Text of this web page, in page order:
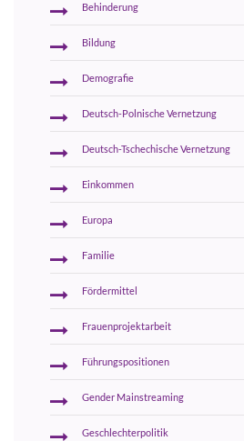
Behinderung
Bildung
Demografie
Deutsch-Polnische Vernetzung
Deutsch-Tschechische Vernetzung
Einkommen
Europa
Familie
Fördermittel
Frauenprojektarbeit
Führungspositionen
Gender Mainstreaming
Geschlechterpolitik